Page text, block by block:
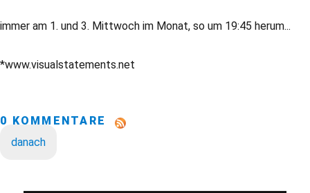
immer am 1. und 3. Mittwoch im Monat, so um 19:45 herum...
*www.visualstatements.net
0 KOMMENTARE
danach